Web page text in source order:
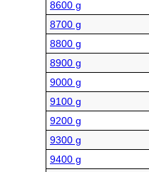
8600 g
8700 g
8800 g
8900 g
9000 g
9100 g
9200 g
9300 g
9400 g